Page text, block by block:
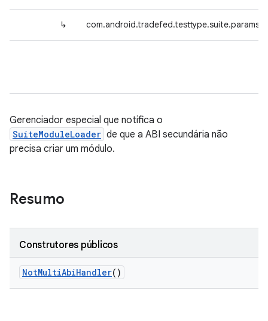
↳
Gerenciador especial que notifica o
SuiteModuleLoader de que a ABI secundária não
precisa criar um módulo.
Resumo
Construtores públicos
NotMultiAbiHandler()